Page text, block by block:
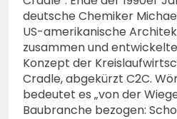
deutsche Chemiker
US-amerikanische
zusammen und
Konzept der
Cradle, abgekürzt C2C.
bedeutet es „von der
Baubranche bezogen: